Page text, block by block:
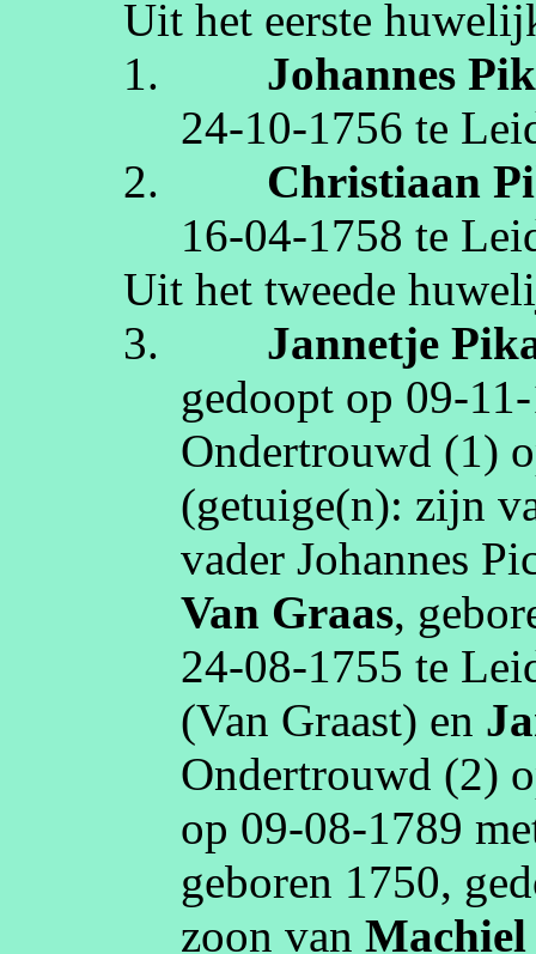
Uit het eerste
1.
Johannes
24‑10‑1756 te
2.
Christiaan
16‑04‑1758 te
Uit het tweede
3.
Jannetje
gedoopt op
Ondertrouwd (1)
(getuige(n): zijn
vader Johannes
Van Graas,
24‑08‑1755 te
(Van Graast) en
Ondertrouwd (2)
op 09‑08‑1789
geboren 1750,
zoon vanMachiel